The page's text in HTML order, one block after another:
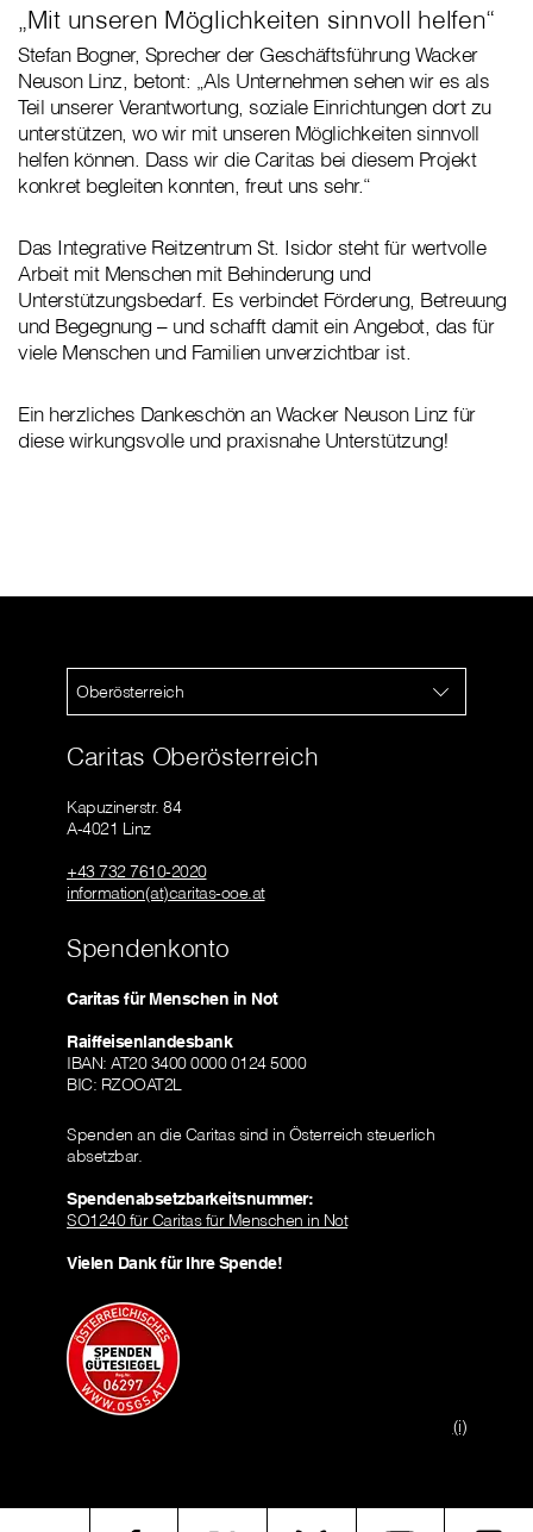
„Mit unseren Möglichkeiten sinnvoll helfen“
Stefan Bogner, Sprecher der Geschäftsführung Wacker
Neuson Linz, betont: „Als Unternehmen sehen wir es als
Teil unserer Verantwortung, soziale Einrichtungen dort zu
unterstützen, wo wir mit unseren Möglichkeiten sinnvoll
helfen können. Dass wir die Caritas bei diesem Projekt
konkret begleiten konnten, freut uns sehr.“
Das Integrative Reitzentrum St. Isidor steht für wertvolle
Arbeit mit Menschen mit Behinderung und
Unterstützungsbedarf. Es verbindet Förderung, Betreuung
und Begegnung – und schafft damit ein Angebot, das für
viele Menschen und Familien unverzichtbar ist.
Ein herzliches Dankeschön an Wacker Neuson Linz für
diese wirkungsvolle und praxisnahe Unterstützung!
Oberösterreich
Caritas Oberösterreich
Kapuzinerstr. 84
A-4021 Linz
+43 732 7610-2020
information(at)caritas-ooe.at
Spendenkonto
Caritas für Menschen in Not
Raiffeisenlandesbank
IBAN: AT20 3400 0000 0124 5000
BIC: RZOOAT2L
Spenden an die Caritas sind in Österreich steuerlich
absetzbar.
Spendenabsetzbarkeitsnummer:
SO1240 für Caritas für Menschen in Not
Vielen Dank für Ihre Spende!
(i)